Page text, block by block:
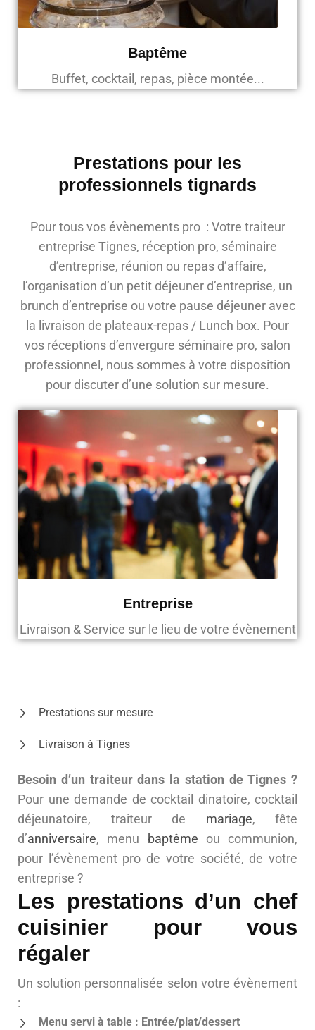
Baptême
Buffet, cocktail, repas, pièce montée...
Prestations pour les
professionnels tignards
Pour tous vos évènements pro : Votre traiteur
entreprise Tignes, réception pro, séminaire
d’entreprise, réunion ou repas d’affaire,
l’organisation d’un petit déjeuner d’entreprise, un
brunch d’entreprise ou votre pause déjeuner avec
la livraison de plateaux-repas / Lunch box. Pour
vos réceptions d’envergure séminaire pro, salon
professionnel, nous sommes à votre disposition
pour discuter d’une solution sur mesure.
Entreprise
Livraison & Service sur le lieu de votre évènement
Prestations sur mesure
Livraison à Tignes
Besoin d’un traiteur dans la station de Tignes ?
Pour une demande de cocktail dinatoire, cocktail
déjeunatoire, traiteur de mariage, fête
d’anniversaire, menu baptême ou communion,
pour l’évènement pro de votre société, de votre
entreprise ?
Les prestations d’un chef
cuisinier pour vous
régaler
Un solution personnalisée selon votre évènement
:
Menu servi à table : Entrée/plat/dessert